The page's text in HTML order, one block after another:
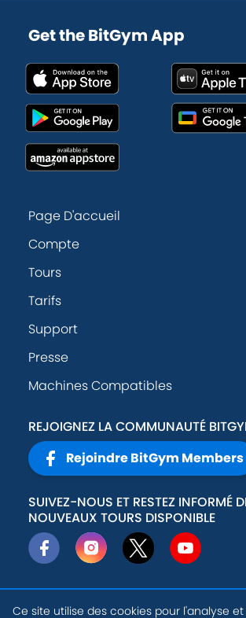
Get the BitGym App
Page D'accueil
Compte
Tours
Tarifs
Support
Presse
Machines Compatibles
REJOIGNEZ LA COMMUNAUTÉ
Rejoindre BitGym Members
SUIVEZ-NOUS ET RESTEZ INFORMÉ
NOUVEAUX TOURS DISPONIBLE
Ce site utilise des cookies pour l'analyse